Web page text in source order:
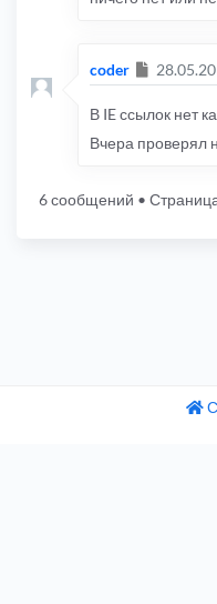
coder
В IE ссылок нет
Вчера проверял
6 сообщений •